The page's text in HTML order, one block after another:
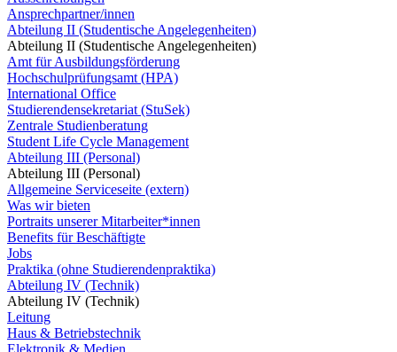
Ansprechpartner/innen
Abteilung II (Studentische Angelegenheiten)
Abteilung II (Studentische Angelegenheiten)
Amt für Ausbildungsförderung
Hochschulprüfungsamt (HPA)
International Office
Studierendensekretariat (StuSek)
Zentrale Studienberatung
Student Life Cycle Management
Abteilung III (Personal)
Abteilung III (Personal)
Allgemeine Serviceseite (extern)
Was wir bieten
Portraits unserer Mitarbeiter*innen
Benefits für Beschäftigte
Jobs
Praktika (ohne Studierendenpraktika)
Abteilung IV (Technik)
Abteilung IV (Technik)
Leitung
Haus & Betriebstechnik
Elektronik & Medien